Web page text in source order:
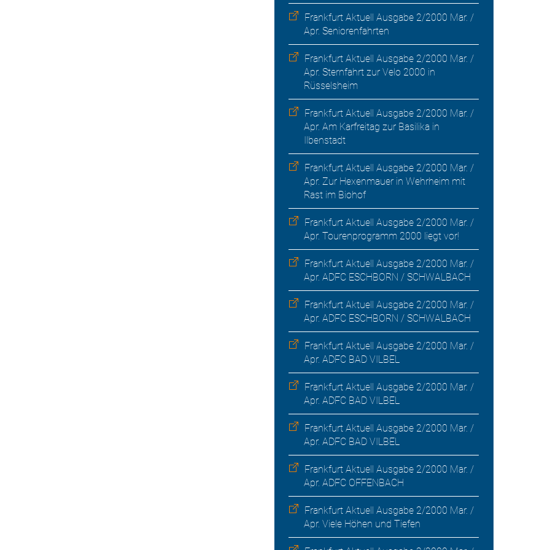
Frankfurt Aktuell Ausgabe 2/2000 Mar. /
Apr. Seniorenfahrten
Frankfurt Aktuell Ausgabe 2/2000 Mar. /
Apr. Sternfahrt zur Velo 2000 in
Rüsselsheim
Frankfurt Aktuell Ausgabe 2/2000 Mar. /
Apr. Am Karfreitag zur Basilika in
Ilbenstadt
Frankfurt Aktuell Ausgabe 2/2000 Mar. /
Apr. Zur Hexenmauer in Wehrheim mit
Rast im Biohof
Frankfurt Aktuell Ausgabe 2/2000 Mar. /
Apr. Tourenprogramm 2000 liegt vor!
Frankfurt Aktuell Ausgabe 2/2000 Mar. /
Apr. ADFC ESCHBORN / SCHWALBACH
Frankfurt Aktuell Ausgabe 2/2000 Mar. /
Apr. ADFC ESCHBORN / SCHWALBACH
Frankfurt Aktuell Ausgabe 2/2000 Mar. /
Apr. ADFC BAD VILBEL
Frankfurt Aktuell Ausgabe 2/2000 Mar. /
Apr. ADFC BAD VILBEL
Frankfurt Aktuell Ausgabe 2/2000 Mar. /
Apr. ADFC BAD VILBEL
Frankfurt Aktuell Ausgabe 2/2000 Mar. /
Apr. ADFC OFFENBACH
Frankfurt Aktuell Ausgabe 2/2000 Mar. /
Apr. Viele Höhen und Tiefen